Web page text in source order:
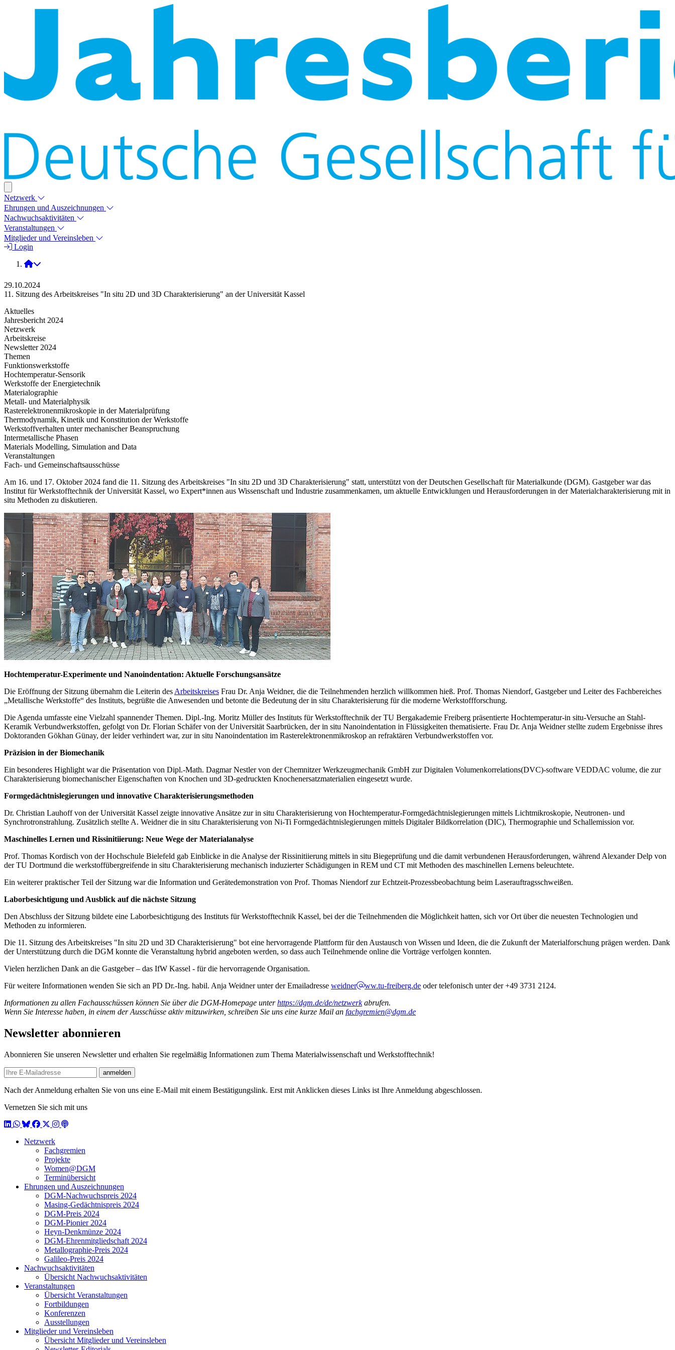
Netzwerk
Ehrungen und Auszeichnungen
Nachwuchsaktivitäten
Veranstaltungen
Mitglieder und Vereinsleben
Login
2024
29.10.2024
11. Sitzung des Arbeitskreises "In situ 2D und 3D Charakterisierung" an der Universität Kassel
Aktuelles
Jahresbericht 2024
Netzwerk
Arbeitskreise
Newsletter 2024
Themen
Funktionswerkstoffe
Hochtemperatur-Sensorik
Werkstoffe der Energietechnik
Materialographie
Metall- und Materialphysik
Rasterelektronenmikroskopie in der Materialprüfung
Thermodynamik, Kinetik und Konstitution der Werkstoffe
Werkstoffverhalten unter mechanischer Beanspruchung
Intermetallische Phasen
Materials Modelling, Simulation and Data
Veranstaltungen
Fach- und Gemeinschaftsausschüsse
Am 16. und 17. Oktober 2024 fand die 11. Sitzung des Arbeitskreises "In situ 2D und 3D Charakterisierung" statt, unterstützt von der Deutschen Gesellschaft für Materialkunde (DGM). Gastgeber war das
Institut für Werkstofftechnik der Universität Kassel, wo Expert*innen aus Wissenschaft und Industrie zusammenkamen, um aktuelle Entwicklungen und Herausforderungen in der Materialcharakterisierung mit in
situ Methoden zu diskutieren.
Hochtemperatur-Experimente und Nanoindentation: Aktuelle Forschungsansätze
Die Eröffnung der Sitzung übernahm die Leiterin des Arbeitskreises Frau Dr. Anja Weidner, die die Teilnehmenden herzlich willkommen hieß. Prof. Thomas Niendorf, Gastgeber und Leiter des Fachbereiches
„Metallische Werkstoffe“ des Instituts, begrüßte die Anwesenden und betonte die Bedeutung der in situ Charakterisierung für die moderne Werkstoffforschung.
Die Agenda umfasste eine Vielzahl spannender Themen. Dipl.-Ing. Moritz Müller des Instituts für Werkstofftechnik der TU Bergakademie Freiberg präsentierte Hochtemperatur-in situ-Versuche an Stahl-
Keramik Verbundwerkstoffen, gefolgt von Dr. Florian Schäfer von der Universität Saarbrücken, der in situ Nanoindentation in Flüssigkeiten thematisierte. Frau Dr. Anja Weidner stellte zudem Ergebnisse ihres
Doktoranden Gökhan Günay, der leider verhindert war, zur in situ Nanoindentation im Rasterelektronenmikroskop an refraktären Verbundwerkstoffen vor.
Präzision in der Biomechanik
Ein besonderes Highlight war die Präsentation von Dipl.-Math. Dagmar Nestler von der Chemnitzer Werkzeugmechanik GmbH zur Digitalen Volumenkorrelations(DVC)-software VEDDAC volume, die zur
Charakterisierung biomechanischer Eigenschaften von Knochen und 3D-gedruckten Knochenersatzmaterialien eingesetzt wurde.
Formgedächtnislegierungen und innovative Charakterisierungsmethoden
Dr. Christian Lauhoff von der Universität Kassel zeigte innovative Ansätze zur in situ Charakterisierung von Hochtemperatur-Formgedächtnislegierungen mittels Lichtmikroskopie, Neutronen- und
Synchrotronstrahlung. Zusätzlich stellte A. Weidner die in situ Charakterisierung von Ni-Ti Formgedächtnislegierungen mittels Digitaler Bildkorrelation (DIC), Thermographie und Schallemission vor.
Maschinelles Lernen und Rissinitiierung: Neue Wege der Materialanalyse
Prof. Thomas Kordisch von der Hochschule Bielefeld gab Einblicke in die Analyse der Rissinitiierung mittels in situ Biegeprüfung und die damit verbundenen Herausforderungen, während Alexander Delp von
der TU Dortmund die werkstoffübergreifende in situ Charakterisierung mechanisch induzierter Schädigungen in REM und CT mit Methoden des maschinellen Lernens beleuchtete.
Ein weiterer praktischer Teil der Sitzung war die Information und Gerätedemonstration von Prof. Thomas Niendorf zur Echtzeit-Prozessbeobachtung beim Laserauftragsschweißen.
Laborbesichtigung und Ausblick auf die nächste Sitzung
Den Abschluss der Sitzung bildete eine Laborbesichtigung des Instituts für Werkstofftechnik Kassel, bei der die Teilnehmenden die Möglichkeit hatten, sich vor Ort über die neuesten Technologien und
Methoden zu informieren.
Die 11. Sitzung des Arbeitskreises "In situ 2D und 3D Charakterisierung" bot eine hervorragende Plattform für den Austausch von Wissen und Ideen, die die Zukunft der Materialforschung prägen werden. Dank
der Unterstützung durch die DGM konnte die Veranstaltung hybrid angeboten werden, so dass auch Teilnehmende online die Vorträge verfolgen konnten.
Vielen herzlichen Dank an die Gastgeber – das IfW Kassel - für die hervorragende Organisation.
Für weitere Informationen wenden Sie sich an PD Dr.-Ing. habil. Anja Weidner unter der Emailadresse weidner ww.tu-freiberg.de oder telefonisch unter der +49 3731 2124.
Informationen zu allen Fachausschüssen können Sie über die DGM-Homepage unterhttps://dgm.de/de/netzwerkabrufen.
Wenn Sie Interesse haben, in einem der Ausschüsse aktiv mitzuwirken, schreiben Sie uns eine kurze Mail an fachgremien@dgm.de
Newsletter abonnieren
Abonnieren Sie unseren Newsletter und erhalten Sie regelmäßig Informationen zum Thema Materialwissenschaft und Werkstofftechnik!
E-mail
anmelden
Nach der Anmeldung erhalten Sie von uns eine E-Mail mit einem Bestätigungslink. Erst mit Anklicken dieses Links ist Ihre Anmeldung abgeschlossen.
Vernetzen Sie sich mit uns
LinkedIn
WhatsApp
BlueSky
Facebook
X / Twitter
Instagram
Podcast
Netzwerk
Fachgremien
Projekte
Women@DGM
Terminübersicht
Ehrungen und Auszeichnungen
DGM-Nachwuchspreis 2024
Masing-Gedächtnispreis 2024
DGM-Preis 2024
DGM-Pionier 2024
Heyn-Denkmünze 2024
DGM-Ehrenmitgliedschaft 2024
Metallographie-Preis 2024
Galileo-Preis 2024
Nachwuchsaktivitäten
Übersicht Nachwuchsaktivitäten
Veranstaltungen
Übersicht Veranstaltungen
Fortbildungen
Konferenzen
Ausstellungen
Mitglieder und Vereinsleben
Übersicht Mitglieder und Vereinsleben